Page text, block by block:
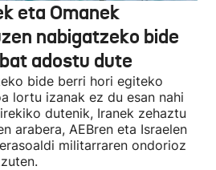
eta Omanek
nabigatzeko bide
adostu dute
bide berri hori egiteko
lortu izanak ez du esan nahi
dutenik, Iranek zehaztu
arabera, AEBren eta Israelen
militarraren ondorioz